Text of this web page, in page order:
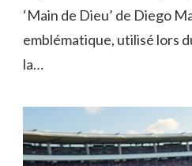
‘Main de Dieu’ de Diego
emblématique, utilisé lors
la…